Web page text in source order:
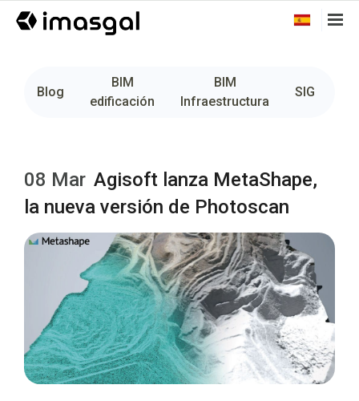
Blog
BIM
edificación
BIM
Infraestructura
SIG
08 Mar Agisoft lanza MetaShape,
la nueva versión de Photoscan